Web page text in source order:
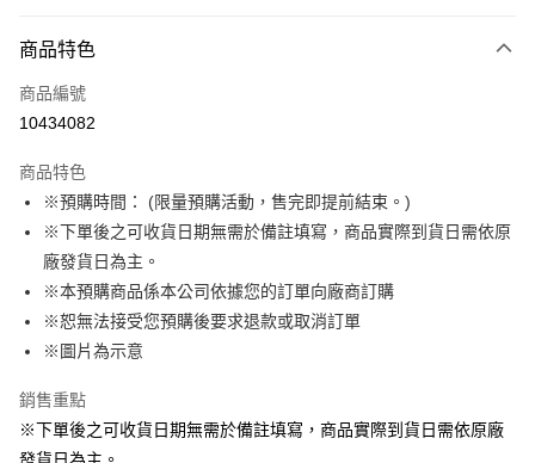
信用卡一次付款
超商取貨付款
Apple Pay
悠遊付
Google Pay
ATM付款
運送方式
商品特色
商品編號
10434082
商品特色
※預購時間： (限量預購活動，售完即提前結束。)
※下單後之可收貨日期無需於備註填寫，商品實際到貨日需依原
廠發貨日為主。
※本預購商品係本公司依據您的訂單向廠商訂購
※恕無法接受您預購後要求退款或取消訂單
※圖片為示意
銷售重點
※下單後之可收貨日期無需於備註填寫，商品實際到貨日需依原廠